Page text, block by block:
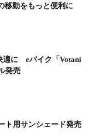
移動をもっと便利に
適に eバイク「Votani
発売
ト用サンシェード発売